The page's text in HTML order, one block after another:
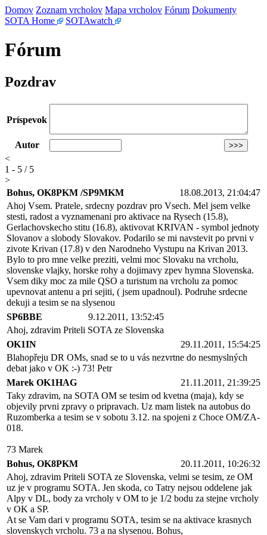
Domov Zoznam vrcholov Mapa vrcholov Fórum Dokumenty
SOTA Home
SOTAwatch
Fórum
Pozdrav
Príspevok
Autor
<
1 - 5 / 5
>
Bohus, OK8PKM /SP9MKM
18.08.2013, 21:04:47
Ahoj Vsem. Pratele, srdecny pozdrav pro Vsech. Mel jsem velke
stesti, radost a vyznamenani pro aktivace na Rysech (15.8),
Gerlachovskecho stitu (16.8), aktivovat KRIVAN - symbol jednoty
Slovanov a slobody Slovakov. Podarilo se mi navstevit po prvni v
zivote Krivan (17.8) v den Narodneho Vystupu na Krivan 2013.
Bylo to pro mne velke preziti, velmi moc Slovaku na vrcholu,
slovenske vlajky, horske rohy a dojimavy zpev hymna Slovenska.
Vsem diky moc za mile QSO a turistum na vrcholu za pomoc
upevnovat antenu a pri sejiti, ( jsem upadnoul). Podruhe srdecne
dekuji a tesim se na slysenou
SP6BBE
9.12.2011, 13:52:45
Ahoj, zdravim Priteli SOTA ze Slovenska
OK1IN
29.11.2011, 15:54:25
Blahopřeju DR OMs, snad se to u vás nezvrtne do nesmyslných
debat jako v OK :-) 73! Petr
Marek OK1HAG
21.11.2011, 21:39:25
Taky zdravim, na SOTA OM se tesim od kvetna (maja), kdy se
objevily prvni zpravy o pripravach. Uz mam listek na autobus do
Ruzomberka a tesim se v sobotu 3.12. na spojeni z Choce OM/ZA-
018.
73 Marek
Bohus, OK8PKM
20.11.2011, 10:26:32
Ahoj, zdravim Priteli SOTA ze Slovenska, velmi se tesim, ze OM
uz je v programu SOTA. Jen skoda, co Tatry nejsou oddelene jak
Alpy v DL, body za vrcholy v OM to je 1/2 bodu za stejne vrcholy
v OK a SP.
At se Vam dari v programu SOTA, tesim se na aktivace krasnych
slovenskych vrcholu. 73 a na slysenou. Bohus,